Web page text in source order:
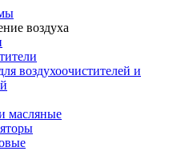
воздуха
воздухоочистителей и
масляные